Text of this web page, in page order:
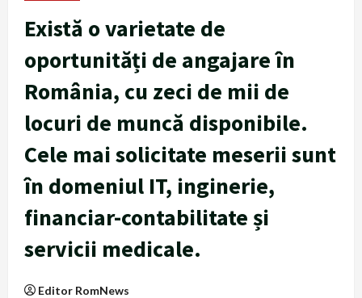
Există o varietate de
oportunități de angajare în
România, cu zeci de mii de
locuri de muncă disponibile.
Cele mai solicitate meserii sunt
în domeniul IT, inginerie,
financiar-contabilitate și
servicii medicale.
Editor RomNews